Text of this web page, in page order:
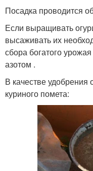
Посадка проводится
Если выращивать
высаживать их
сбора богатого
азотом .
В качестве удобрения
куриного помета: